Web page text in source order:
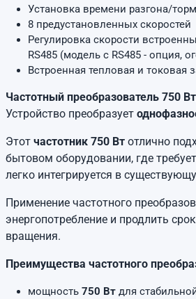
Установка времени разгона/
8 предустановленных скоростей
Регулировка скорости
RS485 (модель с RS485 - опция,
Встроенная тепловая и токовая
Частотный преобразователь 750
Устройство преобразует
Этот частотник 750 Вт отлично
бытовом оборудовании, где
легко интегрируется в
Применение частотного
энергопотребление и продлить
вращения.
Преимущества частотного
мощность 750 Вт для